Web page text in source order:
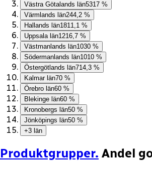
Västra Götalands län5317 %
Värmlands län244,2 %
Hallands län1811,1 %
Uppsala län1216,7 %
Västmanlands län1030 %
Södermanlands län1010 %
Östergötlands län714,3 %
Kalmar län70 %
Örebro län60 %
Blekinge län60 %
Kronobergs län50 %
Jönköpings län50 %
+3 län
Produktgrupper. Andel